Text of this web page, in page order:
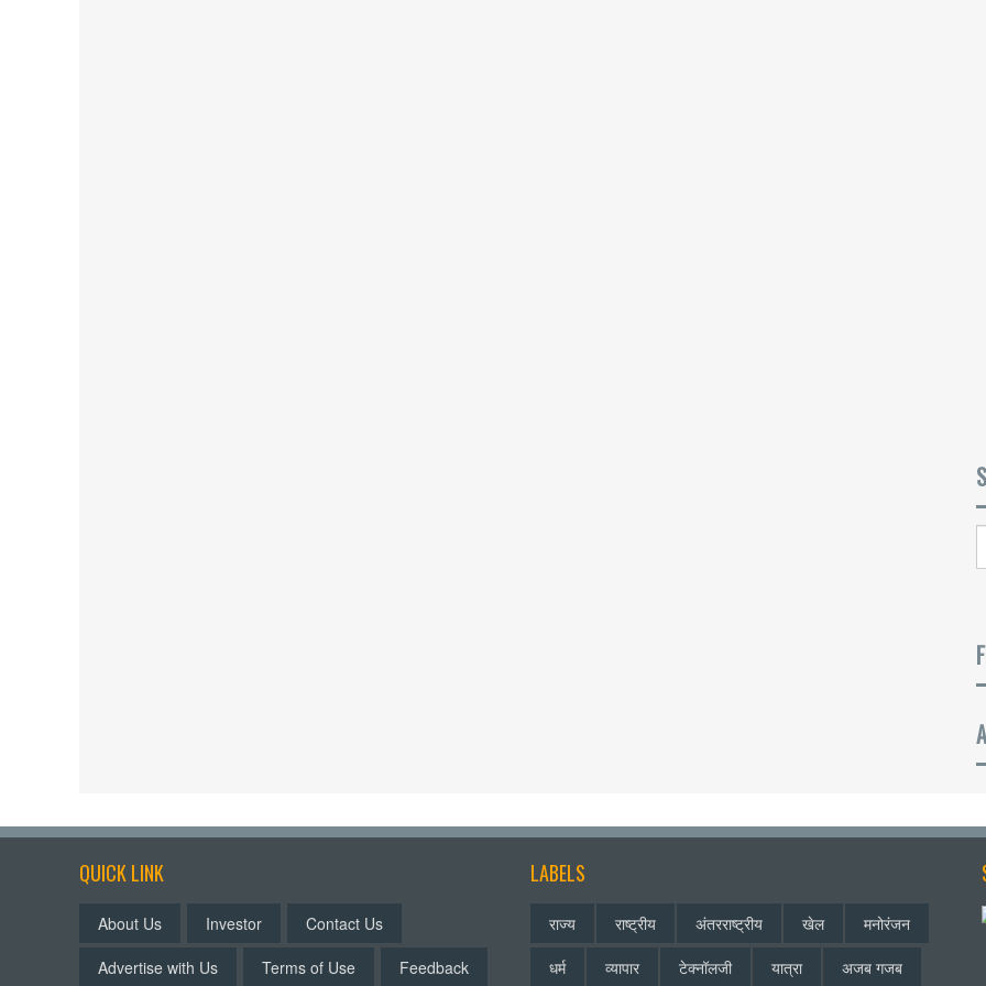
QUICK LINK
About Us Investor
Contact Us
Advertise with Us
Terms of Use Feedback
LABELS
राज्य राष्ट्रीय अंतरराष्ट्रीय खेल
मनोरंजन
धर्म
व्यापार टेक्नॉलजी यात्रा अजब गजब